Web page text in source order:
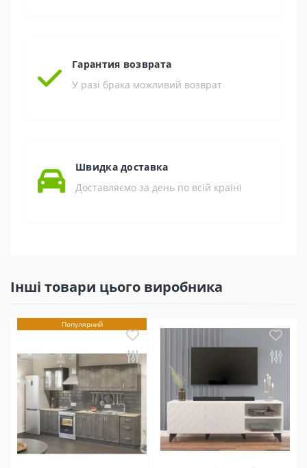
Гарантия возврата
У разі брака можливий возврат
Швидка доставка
Доставляємо за день по всій країні
Інші товари цього виробника
Популярний